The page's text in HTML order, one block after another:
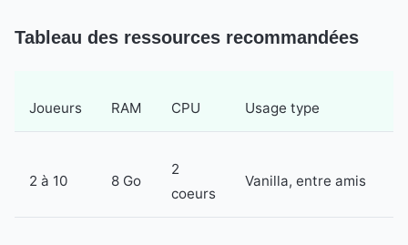
Tableau des ressources recommandées
Joueurs RAM CPU Usage type
2 à 10 8 Go
2
coeurs
Vanilla, entre amis